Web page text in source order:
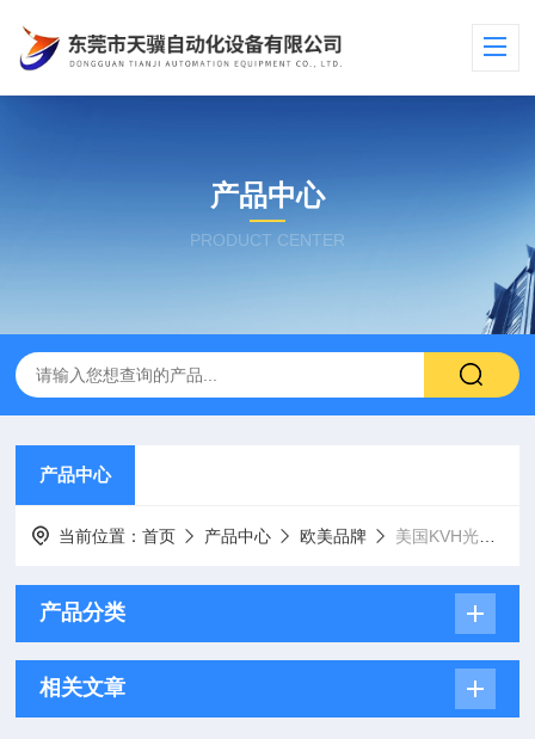
产品中心
PRODUCT CENTER
产品中心
当前位置：首页 产品中心 欧美品牌 美国KVH光纤陀螺仪
产品分类
相关文章